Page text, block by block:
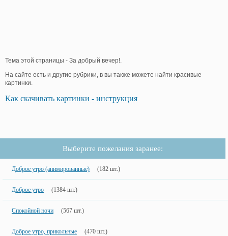
Тема этой страницы - За добрый вечер!.
На сайте есть и другие рубрики, в вы также можете найти красивые
картинки.
Как скачивать картинки - инструкция
Выберите пожелания заранее:
Доброе утро (анимированные) (182 шт.)
Доброе утро (1384 шт.)
Спокойной ночи (567 шт.)
Доброе утро, прикольные (470 шт.)